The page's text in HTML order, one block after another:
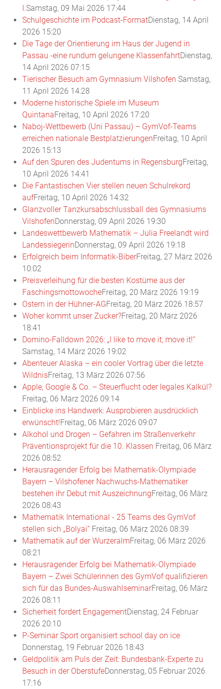
I.Samstag, 09 Mai 2026 17:44
Schulgeschichte im Podcast-FormatDienstag, 14 April
2026 15:20
Die Tage der Orientierung im Haus der Jugend in
Passau -eine rundum gelungene KlassenfahrtDienstag,
14 April 2026 07:15
Tierischer Besuch am Gymnasium Vilshofen Samstag,
11 April 2026 14:28
Moderne historische Spiele im Museum
QuintanaFreitag, 10 April 2026 17:20
Naboj-Wettbewerb (Uni Passau) – GymVof-Teams
erreichen nationale BestplatzierungenFreitag, 10 April
2026 15:13
Auf den Spuren des Judentums in RegensburgFreitag,
10 April 2026 14:41
Die Fantastischen Vier stellen neuen Schulrekord
aufFreitag, 10 April 2026 14:32
Glanzvoller Tanzkursabschlussball des Gymnasiums
VilshofenDonnerstag, 09 April 2026 19:30
Landeswettbewerb Mathematik – Julia Freelandt wird
LandessiegerinDonnerstag, 09 April 2026 19:18
Erfolgreich beim Informatik-BiberFreitag, 27 März 2026
10:02
Preisverleihung für die besten Kostüme aus der
FaschingsmottowocheFreitag, 20 März 2026 19:19
Ostern in der Hühner-AGFreitag, 20 März 2026 18:57
Woher kommt unser Zucker?Freitag, 20 März 2026
18:41
Domino-Falldown 2026: „I like to move it, move it!“
Samstag, 14 März 2026 19:02
Abenteuer Alaska – ein cooler Vortrag über die letzte
WildnisFreitag, 13 März 2026 07:56
Apple, Google & Co. – Steuerflucht oder legales Kalkül?
Freitag, 06 März 2026 09:14
Einblicke ins Handwerk: Ausprobieren ausdrücklich
erwünscht!Freitag, 06 März 2026 09:07
Alkohol und Drogen – Gefahren im Straßenverkehr
Präventionsprojekt für die 10. Klassen Freitag, 06 März
2026 08:52
Herausragender Erfolg bei Mathematik-Olympiade
Bayern – Vilshofener Nachwuchs-Mathematiker
bestehen ihr Debut mit AuszeichnungFreitag, 06 März
2026 08:43
Mathematik International - 25 Teams des GymVof
stellen sich „Bolyai“ Freitag, 06 März 2026 08:39
Mathematik auf der WurzeralmFreitag, 06 März 2026
08:21
Herausragender Erfolg bei Mathematik-Olympiade
Bayern – Zwei Schülerinnen des GymVof qualifizieren
sich für das Bundes-AuswahlseminarFreitag, 06 März
2026 08:11
Sicherheit fordert EngagementDienstag, 24 Februar
2026 20:10
P-Seminar Sport organisiert school day on ice
Donnerstag, 19 Februar 2026 18:43
Geldpolitik am Puls der Zeit: Bundesbank-Experte zu
Besuch in der OberstufeDonnerstag, 05 Februar 2026
17:16